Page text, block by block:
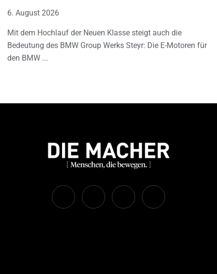
6. August 2026
Mit dem Hochlauf der Neuen Klasse steigt auch die
Bedeutung des BMW Group Werks Steyr: Die E-Motoren für
den BMW